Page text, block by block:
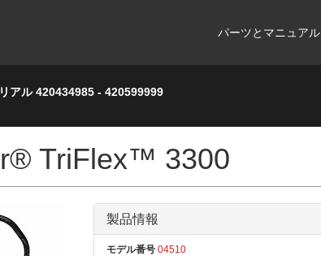
パーツとマニュアル
アル 420434985 - 420599999
TriFlex™ 3300
製品情報
モデル番号04510